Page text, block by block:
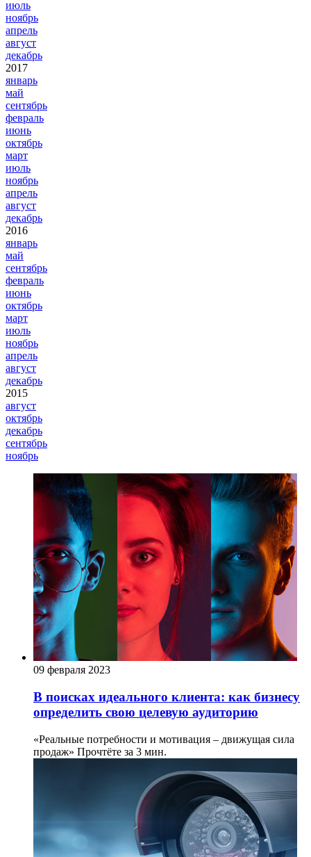
июль
ноябрь
апрель
август
декабрь
2017
январь
май
сентябрь
февраль
июнь
октябрь
март
июль
ноябрь
апрель
август
декабрь
2016
январь
май
сентябрь
февраль
июнь
октябрь
март
июль
ноябрь
апрель
август
декабрь
2015
август
октябрь
декабрь
сентябрь
ноябрь
09 февраля 2023
В поисках идеального клиента: как бизнесу
определить свою целевую аудиторию
«Реальные потребности и мотивация – движущая сила
продаж» Прочтёте за 3 мин.